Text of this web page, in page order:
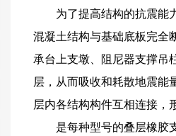
为了提高结构的抗震能
混凝土结构与基础底板完全
承台上支墩、阻尼器支撑吊
层，从而吸收和耗散地震能
层内各结构构件互相连接，
是每种型号的叠层橡胶